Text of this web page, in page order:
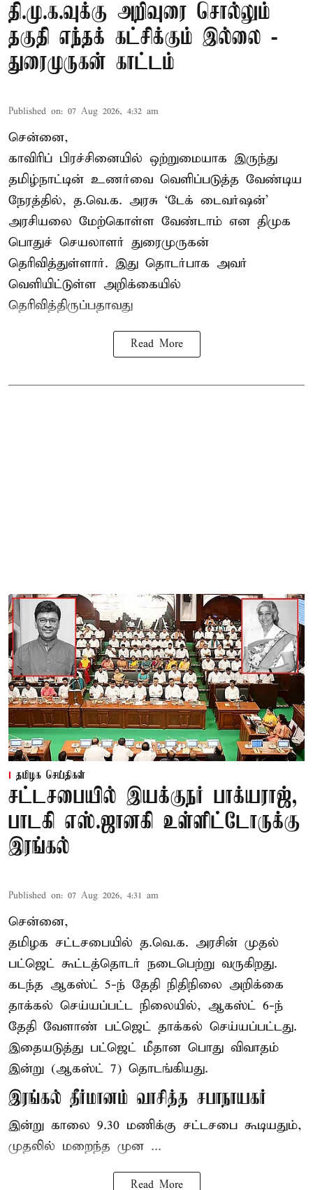
தி.மு.க.வுக்கு அறிவுரை சொல்லும்
தகுதி எந்தக் கட்சிக்கும் இல்லை -
துரைமுருகன் காட்டம்
Published on: 07 Aug 2026, 4:32 am
சென்னை,
காவிரிப் பிரச்சினையில் ஒற்றுமையாக இருந்து
தமிழ்நாட்டின் உணர்வை வெளிப்படுத்த வேண்டிய
நேரத்தில், த.வெ.க. அரசு ‘டேக் டைவர்ஷன்’
அரசியலை மேற்கொள்ள வேண்டாம் என திமுக
பொதுச் செயலாளர் துரைமுருகன்
தெரிவித்துள்ளார். இது தொடர்பாக அவர்
வெளியிட்டுள்ள அறிக்கையில்
தெரிவித்திருப்பதாவது
Read More
தமிழக செய்திகள்
சட்டசபையில் இயக்குநர் பாக்யராஜ்,
பாடகி எஸ்.ஜானகி உள்ளிட்டோருக்கு
இரங்கல்
Published on: 07 Aug 2026, 4:31 am
சென்னை,
தமிழக சட்டசபையில் த.வெ.க. அரசின் முதல்
பட்ஜெட் கூட்டத்தொடர் நடைபெற்று வருகிறது.
கடந்த ஆகஸ்ட் 5-ந் தேதி நிதிநிலை அறிக்கை
தாக்கல் செய்யப்பட்ட நிலையில், ஆகஸ்ட் 6-ந்
தேதி வேளாண் பட்ஜெட் தாக்கல் செய்யப்பட்டது.
இதையடுத்து பட்ஜெட் மீதான பொது விவாதம்
இன்று (ஆகஸ்ட் 7) தொடங்கியது.
இரங்கல் தீர்மானம் வாசித்த சபாநாயகர்
இன்று காலை 9.30 மணிக்கு சட்டசபை கூடியதும்,
முதலில் மறைந்த முன ...
Read More